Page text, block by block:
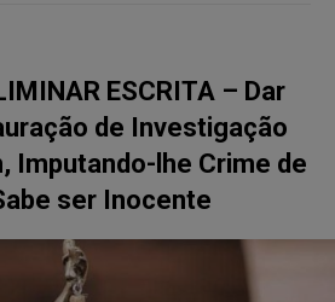
ESCRITA – Dar
de Investigação
Imputando-lhe Crime de
ser Inocente